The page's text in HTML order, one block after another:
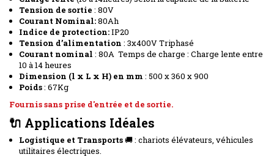
Tension de sortie : 80V
Courant Nominal:80Ah
Indice de protection:IP20
Tension d’alimentation : 3x400V Triphasé
Courant nominal : 80A Temps de charge : Charge lente entre
10 à 14 heures
Dimension (l x L x H) en mm : 500 x 360 x 900
Poids: 67Kg
Fournis sans prise d'entrée et de sortie.
🔌 Applications Idéales
Logistique et Transports🚚 : chariots élévateurs, véhicules
utilitaires électriques.